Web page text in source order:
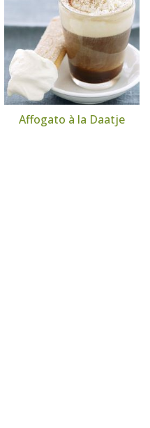
Affogato à la Daatje